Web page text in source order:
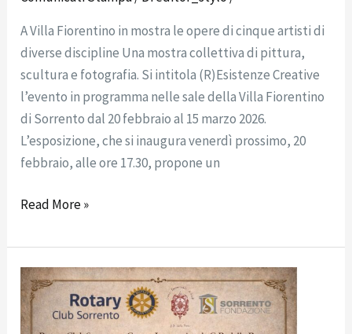
A Villa Fiorentino in mostra le opere di cinque artisti di
diverse discipline Una mostra collettiva di pittura,
scultura e fotografia. Si intitola (R)Esistenze Creative
l’evento in programma nelle sale della Villa Fiorentino
di Sorrento dal 20 febbraio al 15 marzo 2026.
L’esposizione, che si inaugura venerdì prossimo, 20
febbraio, alle ore 17.30, propone un
Read More »
Comunicato
Stampa:
Incontro